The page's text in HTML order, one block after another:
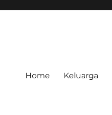
Home Keluarga